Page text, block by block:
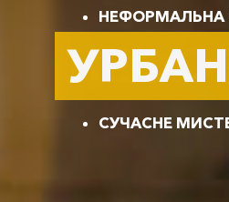
НЕФОРМАЛЬНА
СУЧАСНЕ